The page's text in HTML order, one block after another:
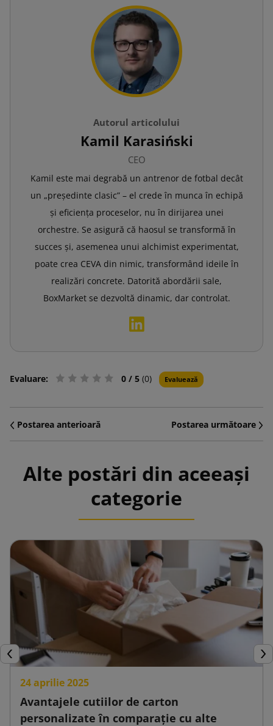
Autorul articolului
Kamil Karasiński
CEO
Kamil este mai degrabă un antrenor de fotbal decât
un „președinte clasic” – el crede în munca în echipă
și eficiența proceselor, nu în dirijarea unei
orchestre. Se asigură că haosul se transformă în
succes și, asemenea unui alchimist experimentat,
poate crea CEVA din nimic, transformând ideile în
realizări concrete. Datorită abordării sale,
BoxMarket se dezvoltă dinamic, dar controlat.
Evaluare: 0 / 5 (0) Evaluează
Postarea anterioară Postarea următoare
Alte postări din aceeași
categorie
Inapoi
24 aprilie 2025
Avantajele cutiilor de carton
personalizate în comparație cu alte